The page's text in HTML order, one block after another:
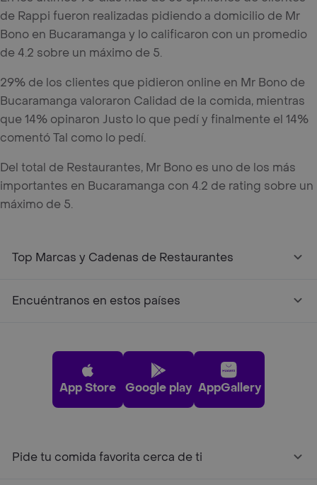
de Rappi fueron realizadas pidiendo a domicilio de Mr
Bono en Bucaramanga y lo calificaron con un promedio
de 4.2 sobre un máximo de 5.
29% de los clientes que pidieron online en Mr Bono de
Bucaramanga valoraron Calidad de la comida, mientras
que 14% opinaron Justo lo que pedí y finalmente el 14%
comentó Tal como lo pedí.
Del total de Restaurantes, Mr Bono es uno de los más
importantes en Bucaramanga con 4.2 de rating sobre un
máximo de 5.
Top Marcas y Cadenas de Restaurantes
Encuéntranos en estos países
App Store Google play AppGallery
Pide tu comida favorita cerca de ti